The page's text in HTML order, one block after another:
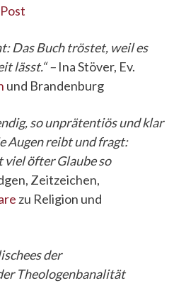
Das Buch tröstet, weil es
lässt.“ – Ina Stöver, Ev.
und Brandenburg
so unprätentiös und klar
Augen reibt und fragt:
viel öfter Glaube so
Zeitzeichen,
zu Religion und
der
Theologenbanalität